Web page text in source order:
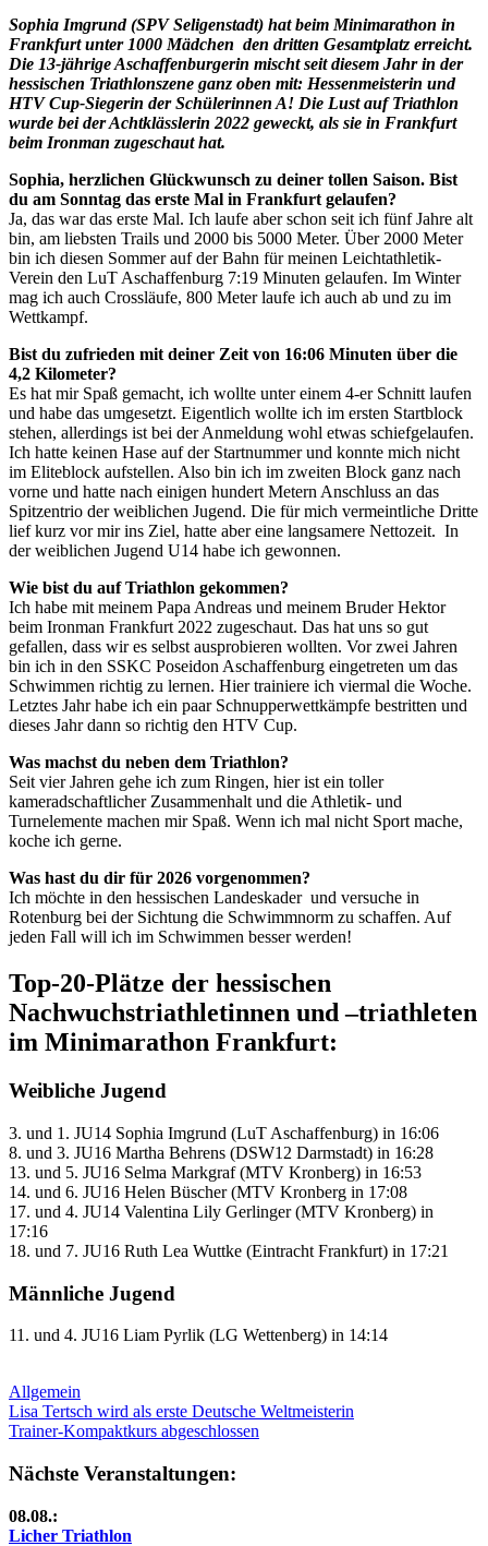
Sophia Imgrund (SPV Seligenstadt) hat beim Minimarathon in
Frankfurt unter 1000 Mädchen den dritten Gesamtplatz erreicht.
Die 13-jährige Aschaffenburgerin mischt seit diesem Jahr in der
hessischen Triathlonszene ganz oben mit: Hessenmeisterin und
HTV Cup-Siegerin der Schülerinnen A! Die Lust auf Triathlon
wurde bei der Achtklässlerin 2022 geweckt, als sie in Frankfurt
beim Ironman zugeschaut hat.
Sophia, herzlichen Glückwunsch zu deiner tollen Saison. Bist
du am Sonntag das erste Mal in Frankfurt gelaufen?
Ja, das war das erste Mal. Ich laufe aber schon seit ich fünf Jahre alt
bin, am liebsten Trails und 2000 bis 5000 Meter. Über 2000 Meter
bin ich diesen Sommer auf der Bahn für meinen Leichtathletik-
Verein den LuT Aschaffenburg 7:19 Minuten gelaufen. Im Winter
mag ich auch Crossläufe, 800 Meter laufe ich auch ab und zu im
Wettkampf.
Bist du zufrieden mit deiner Zeit von 16:06 Minuten über die
4,2 Kilometer?
Es hat mir Spaß gemacht, ich wollte unter einem 4-er Schnitt laufen
und habe das umgesetzt. Eigentlich wollte ich im ersten Startblock
stehen, allerdings ist bei der Anmeldung wohl etwas schiefgelaufen.
Ich hatte keinen Hase auf der Startnummer und konnte mich nicht
im Eliteblock aufstellen. Also bin ich im zweiten Block ganz nach
vorne und hatte nach einigen hundert Metern Anschluss an das
Spitzentrio der weiblichen Jugend. Die für mich vermeintliche Dritte
lief kurz vor mir ins Ziel, hatte aber eine langsamere Nettozeit. In
der weiblichen Jugend U14 habe ich gewonnen.
Wie bist du auf Triathlon gekommen?
Ich habe mit meinem Papa Andreas und meinem Bruder Hektor
beim Ironman Frankfurt 2022 zugeschaut. Das hat uns so gut
gefallen, dass wir es selbst ausprobieren wollten. Vor zwei Jahren
bin ich in den SSKC Poseidon Aschaffenburg eingetreten um das
Schwimmen richtig zu lernen. Hier trainiere ich viermal die Woche.
Letztes Jahr habe ich ein paar Schnupperwettkämpfe bestritten und
dieses Jahr dann so richtig den HTV Cup.
Was machst du neben dem Triathlon?
Seit vier Jahren gehe ich zum Ringen, hier ist ein toller
kameradschaftlicher Zusammenhalt und die Athletik- und
Turnelemente machen mir Spaß. Wenn ich mal nicht Sport mache,
koche ich gerne.
Was hast du dir für 2026 vorgenommen?
Ich möchte in den hessischen Landeskader und versuche in
Rotenburg bei der Sichtung die Schwimmnorm zu schaffen. Auf
jeden Fall will ich im Schwimmen besser werden!
Top-20-Plätze der hessischen
Nachwuchstriathletinnen und –triathleten
im Minimarathon Frankfurt:
Weibliche Jugend
3. und 1. JU14 Sophia Imgrund (LuT Aschaffenburg) in 16:06
8. und 3. JU16 Martha Behrens (DSW12 Darmstadt) in 16:28
13. und 5. JU16 Selma Markgraf (MTV Kronberg) in 16:53
14. und 6. JU16 Helen Büscher (MTV Kronberg in 17:08
17. und 4. JU14 Valentina Lily Gerlinger (MTV Kronberg) in
17:16
18. und 7. JU16 Ruth Lea Wuttke (Eintracht Frankfurt) in 17:21
Männliche Jugend
11. und 4. JU16 Liam Pyrlik (LG Wettenberg) in 14:14
Allgemein
Beitragsnavigation
Vorheriger
Beitrag:
Lisa Tertsch wird als erste Deutsche Weltmeisterin
Nächster
Trainer-Kompaktkurs abgeschlossen
Nächste Veranstaltungen:
08.08.:
Licher Triathlon